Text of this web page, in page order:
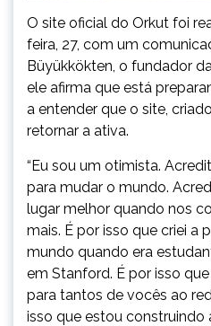
O site oficial do Orkut foi
feira, 27, com um
Büyükkökten, o fundador
ele afirma que está
a entender que o site,
retornar a ativa.
“Eu sou um otimista.
para mudar o mundo.
lugar melhor quando nos
mais. É por isso que criei a
mundo quando era
em Stanford. É por isso
para tantos de vocês ao
isso que estou construindo